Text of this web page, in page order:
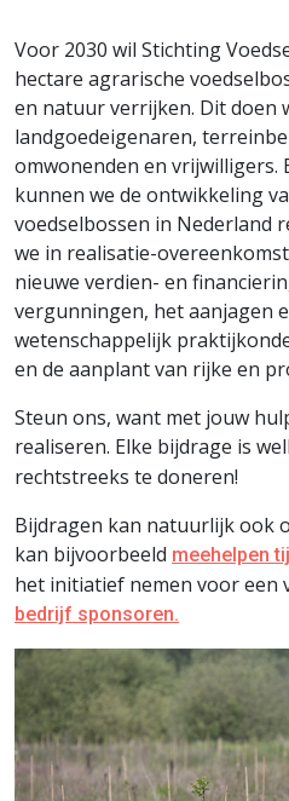
Voor 2030 wil Stichting
hectare agrarische
en natuur verrijken. Dit doen
landgoedeigenaren,
omwonenden en vrijwilligers.
kunnen we de ontwikkeling
voedselbossen in Nederland
we in realisatie-
nieuwe verdien- en
vergunningen, het aanjagen
wetenschappelijk
en de aanplant van rijke en
Steun ons, want met jouw
realiseren. Elke bijdrage is
rechtstreeks te doneren!
Bijdragen kan natuurlijk ook
kan bijvoorbeeld meehelpen
het initiatief nemen voor een
bedrijf sponsoren.